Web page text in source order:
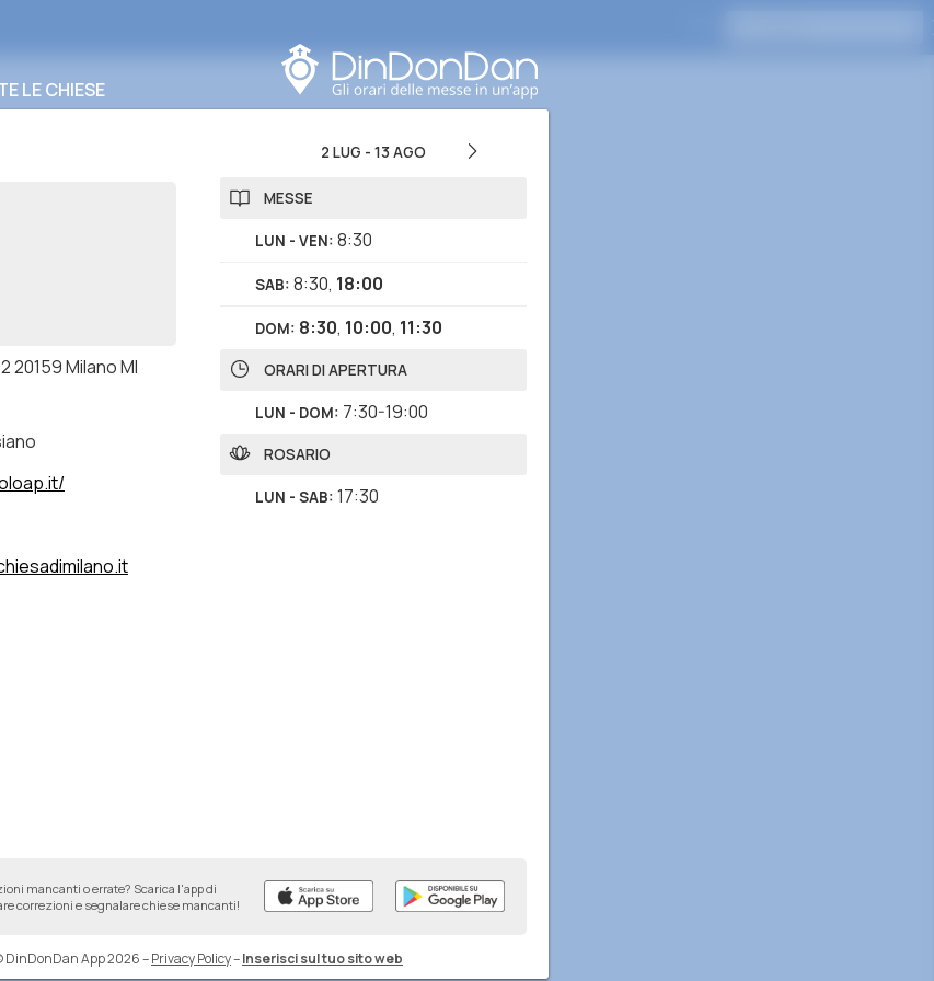
LE CHIESE
20159 Milano MI
2 LUG - 13 AGO
MESSE
LUN - VEN: 8:30
SAB: 8:30, 18:00
DOM: 8:30, 10:00, 11:30
ORARI DI APERTURA
LUN - DOM: 7:30-19:00
ROSARIO
LUN - SAB: 17:30
mancanti o errate? Scarica l'app di
correzioni e segnalare chiese mancanti!
DinDonDan App 2026–Privacy Policy–Inserisci sul tuo sito web